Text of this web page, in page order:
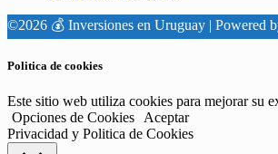
©2026 💰 Inversiones en Uruguay | Powered
Politica de cookies
Este sitio web utiliza cookies para mejorar su
Opciones de Cookies
Aceptar
Privacidad y Politica de Cookies